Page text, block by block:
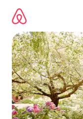
contenido